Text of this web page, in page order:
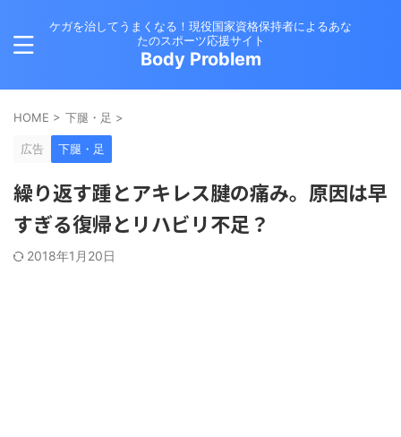
ケガを治してうまくなる！現役国家資格保持者によるあな
たのスポーツ応援サイト
Body Problem
HOME > 下腿・足 >
広告 下腿・足
繰り返す踵とアキレス腱の痛み。原因は早
すぎる復帰とリハビリ不足？
2018年1月20日